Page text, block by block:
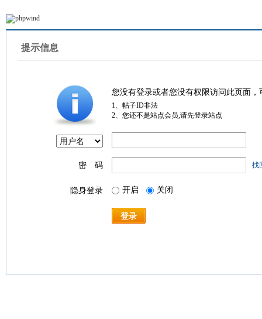
提示信息
您没有登录或者您没有权限访问此页面
1、帖子ID非法
2、您还不是站点会员,请先登录站点
密 码 找
隐身登录 开启 关闭
登录